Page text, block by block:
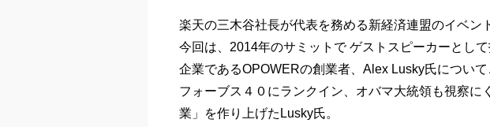
楽天の三木谷社長が代表を務める新経済連盟のイベン
今回は、2014年のサミットで ゲストスピーカーとし
企業であるOPOWERの創業者、Alex Lusky氏について
フォーブス４０にランクイン、オバマ大統領も視察に
業」を作り上げたLusky氏。